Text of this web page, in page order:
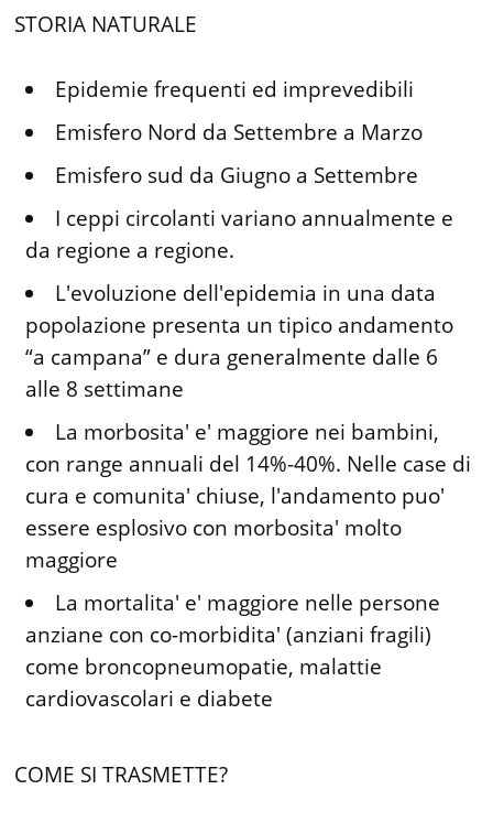
STORIA NATURALE
Epidemie frequenti ed imprevedibili
Emisfero Nord da Settembre a Marzo
Emisfero sud da Giugno a Settembre
I ceppi circolanti variano annualmente e
da regione a regione.
L'evoluzione dell'epidemia in una data
popolazione presenta un tipico andamento
“a campana” e dura generalmente dalle 6
alle 8 settimane
La morbosita' e' maggiore nei bambini,
con range annuali del 14%-40%. Nelle case di
cura e comunita' chiuse, l'andamento puo'
essere esplosivo con morbosita' molto
maggiore
La mortalita' e' maggiore nelle persone
anziane con co-morbidita' (anziani fragili)
come broncopneumopatie, malattie
cardiovascolari e diabete
COME SI TRASMETTE?